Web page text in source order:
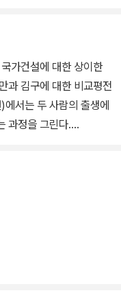
가건설에 대한 상이한
과 김구에 대한 비교평전
서는 두 사람의 출생에
과정을 그린다.
면서 지도자로 성장했
의 노선에서 나타나는
하는 데 결정적 출발점